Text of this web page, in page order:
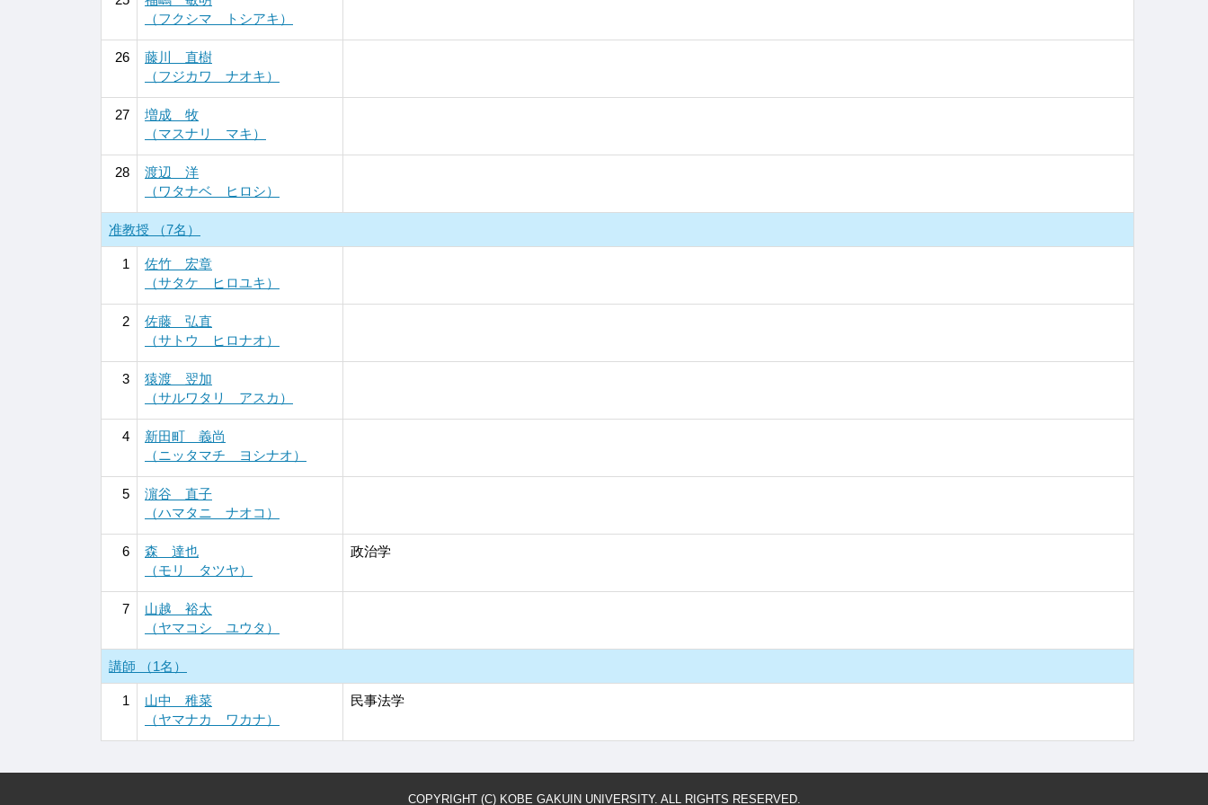
（フクシマ トシアキ）
26
藤川 直樹
（フジカワ ナオキ）
27
増成 牧
（マスナリ マキ）
28
渡辺 洋
（ワタナベ ヒロシ）
准教授 （7名）
1
佐竹 宏章
（サタケ ヒロユキ）
2
佐藤 弘直
（サトウ ヒロナオ）
3
猿渡 翌加
（サルワタリ アスカ）
4
新田町 義尚
（ニッタマチ ヨシナオ）
5
濵谷 直子
（ハマタニ ナオコ）
6
森 達也
（モリ タツヤ）
政治学
7
山越 裕太
（ヤマコシ ユウタ）
講師 （1名）
1
山中 稚菜
（ヤマナカ ワカナ）
民事法学
COPYRIGHT (C) KOBE GAKUIN UNIVERSITY. ALL RIGHTS RESERVED.